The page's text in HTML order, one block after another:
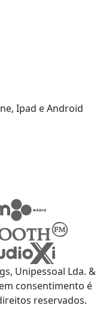
Ipad e Android
Unipessoal Lda. &
consentimento é
reservados.